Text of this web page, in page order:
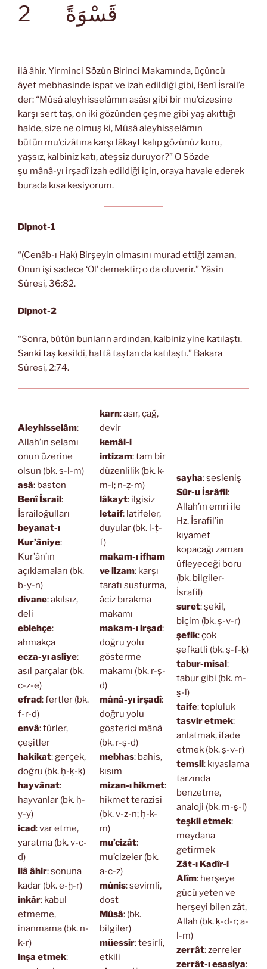
قَسْوَةً
2
ilâ âhir. Yirminci Sözün Birinci Makamında, üçüncü
âyet mebhasinde ispat ve izah edildiği gibi, Benî İsrail’e
der: “Mûsâ aleyhisselâmın asâsı gibi bir mu’cizesine
karşı sert taş, on iki gözünden çeşme gibi yaş akıttığı
halde, size ne olmuş ki, Mûsâ aleyhisselâmın
bütün mu’cizâtına karşı lâkayt kalıp gözünüz kuru,
yaşsız, kalbiniz katı, ateşsiz duruyor?” O Sözde
şu mânâ-yı irşadî izah edildiği için, oraya havale ederek
burada kısa kesiyorum.
Dipnot-1
“(Cenâb-ı Hak) Birşeyin olmasını murad ettiği zaman,
Onun işi sadece ‘Ol’ demektir; o da oluverir.” Yâsin
Sûresi, 36:82.
Dipnot-2
“Sonra, bütün bunların ardından, kalbiniz yine katılaştı.
Sanki taş kesildi, hattâ taştan da katılaştı.” Bakara
Sûresi, 2:74.
Aleyhisselâm:
Allah’ın selamı
onun üzerine
olsun (bk. s-l-m)
asâ: baston
Benî İsrail:
İsrailoğulları
beyanat-ı
Kur’âniye:
Kur’ân’ın
açıklamaları (bk.
b-y-n)
divane: akılsız,
deli
eblehçe:
ahmakça
ecza-yı asliye:
asıl parçalar (bk.
c-z-e)
efrad: fertler (bk.
f-r-d)
envâ: türler,
çeşitler
hakikat: gerçek,
doğru (bk. ḥ-ḳ-ḳ)
hayvânat:
hayvanlar (bk. ḥ-
y-y)
icad: var etme,
yaratma (bk. v-c-
d)
ilâ âhir: sonuna
kadar (bk. e-ḫ-r)
inkâr: kabul
etmeme,
inanmama (bk. n-
k-r)
inşa etmek:
karn: asır, çağ,
devir
kemâl-i
intizam: tam bir
düzenlilik (bk. k-
m-l; n-ẓ-m)
lâkayt: ilgisiz
letaif: latifeler,
duyular (bk. l-ṭ-
f)
makam-ı ifham
ve ilzam: karşı
tarafı susturma,
âciz bırakma
makamı
makam-ı irşad:
doğru yolu
gösterme
makamı (bk. r-ş-
d)
mânâ-yı irşadî:
doğru yolu
gösterici mânâ
(bk. r-ş-d)
mebhas: bahis,
kısım
mizan-ı hikmet:
hikmet terazisi
(bk. v-z-n; ḥ-k-
m)
mu’cizât:
mu’cizeler (bk.
a-c-z)
mûnis: sevimli,
dost
Mûsâ: (bk.
bilgiler)
müessir: tesirli,
etkili
sayha: sesleniş
Sûr-u İsrâfil:
Allah’ın emri ile
Hz. İsrafil’in
kıyamet
kopacağı zaman
üfleyeceği boru
(bk. bilgiler-
İsrafil)
suret: şekil,
biçim (bk. ṣ-v-r)
şefik: çok
şefkatli (bk. ş-f-ḳ)
tabur-misal:
tabur gibi (bk. m-
s̱-l)
taife: topluluk
tasvir etmek:
anlatmak, ifade
etmek (bk. ṣ-v-r)
temsil: kıyaslama
tarzında
benzetme,
analoji (bk. m-s̱-l)
teşkil etmek:
meydana
getirmek
Zât-ı Kadîr-i
Alîm: herşeye
gücü yeten ve
herşeyi bilen zât,
Allah (bk. ḳ-d-r; a-
l-m)
zerrât: zerreler
zerrât-ı esasiya: